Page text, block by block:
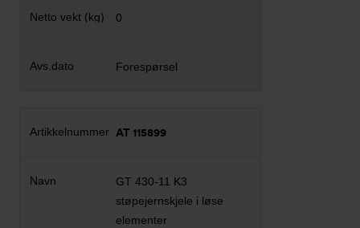
0
Forespørsel
AT 115899
GT 430-11 K3
støpejernskjele i løse
elementer